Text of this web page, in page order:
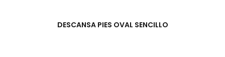
DESCANSA PIES OVAL SENCILLO